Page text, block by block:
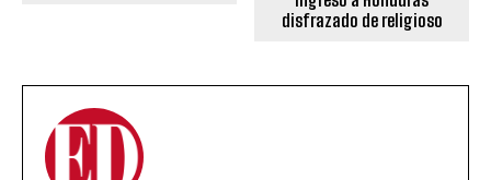
disfrazado de religioso